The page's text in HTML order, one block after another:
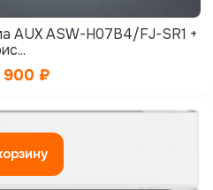
AUX ASW-H07B4/FJ-SR1 +
900 ₽